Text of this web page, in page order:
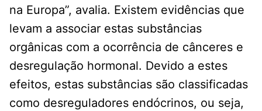
na Europa”, avalia. Existem evidências que
levam a associar estas substâncias
orgânicas com a ocorrência de cânceres e
desregulação hormonal. Devido a estes
efeitos, estas substâncias são classificadas
como desreguladores endócrinos, ou seja,